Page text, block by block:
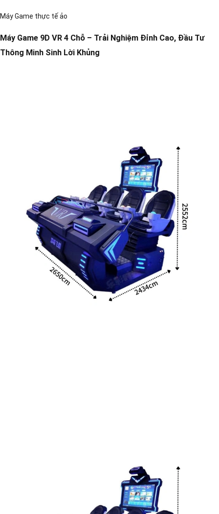
Máy Game thực tế ảo
Máy Game 9D VR 4 Chỗ – Trải Nghiệm Đỉnh Cao, Đầu Tư
Thông Minh Sinh Lời Khủng